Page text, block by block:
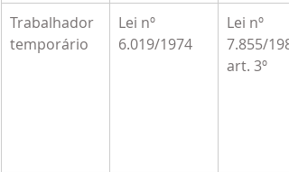
Trabalhador
temporário
Lei nº
6.019/1974
Lei nº
7.855/
art. 3º